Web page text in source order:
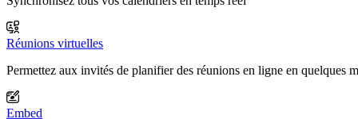
Réunions virtuelles
Permettez aux invités de planifier des réunions en ligne en quelques
Embed